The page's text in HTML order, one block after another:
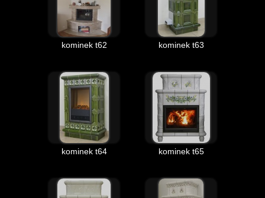
kominek t62 kominek t63
kominek t64 kominek t65